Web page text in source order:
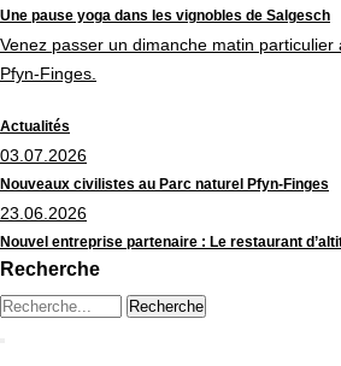
Une pause yoga dans les vignobles de Salgesch
Venez passer un dimanche matin
Pfyn-Finges.
Actualités
03.07.2026
Nouveaux civilistes au Parc naturel Pfyn-Finges
23.06.2026
Nouvel entreprise partenaire : Le restaurant
Recherche
Chaine de recherche (au moins 3 caractères)